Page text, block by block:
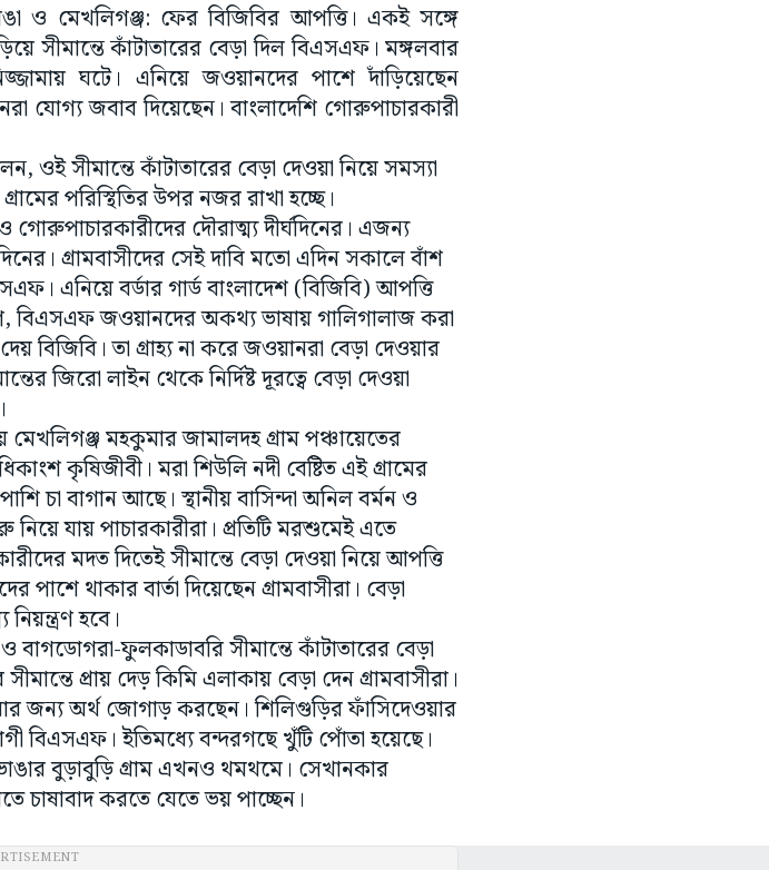
ও মেখলিগঞ্জ: ফের বিজিবির আপত্তি। একই সঙ্গে
সীমান্তে কাঁটাতারের বেড়া দিল বিএসএফ। মঙ্গলবার
ঘটে। এনিয়ে জওয়ানদের পাশে দাঁড়িয়েছেন
যোগ্য জবাব দিয়েছেন। বাংলাদেশি গোরুপাচারকারী
ওই সীমান্তে কাঁটাতারের বেড়া দেওয়া নিয়ে সমস্যা
পরিস্থিতির উপর নজর রাখা হচ্ছে।
দৌরাত্ম্য দীর্ঘদিনের। এজন্য
গ্রামবাসীদের সেই দাবি মতো এদিন সকালে বাঁশ
এনিয়ে বর্ডার গার্ড বাংলাদেশ (বিজিবি) আপত্তি
বিএসএফ জওয়ানদের অকথ্য ভাষায় গালিগালাজ করা
তা গ্রাহ্য না করে জওয়ানরা বেড়া দেওয়ার
জিরো লাইন থেকে নির্দিষ্ট দূরত্বে বেড়া দেওয়া
মহকুমার জামালদহ গ্রাম পঞ্চায়েতের
কৃষিজীবী। মরা শিউলি নদী বেষ্টিত এই গ্রামের
চা বাগান আছে। স্থানীয় বাসিন্দা অনিল বর্মন ও
যায় পাচারকারীরা। প্রতিটি মরশুমেই এতে
মদত দিতেই সীমান্তে বেড়া দেওয়া নিয়ে আপত্তি
পাশে থাকার বার্তা দিয়েছেন গ্রামবাসীরা। বেড়া
হবে।
বাগডোগরা-ফুলকাডাবরি সীমান্তে কাঁটাতারের বেড়া
প্রায় দেড় কিমি এলাকায় বেড়া দেন গ্রামবাসীরা।
জন্য অর্থ জোগাড় করছেন। শিলিগুড়ির ফাঁসিদেওয়ার
বিএসএফ। ইতিমধ্যে বন্দরগছে খুঁটি পোঁতা হয়েছে।
বুড়াবুড়ি গ্রাম এখনও থমথমে। সেখানকার
চাষাবাদ করতে যেতে ভয় পাচ্ছেন।